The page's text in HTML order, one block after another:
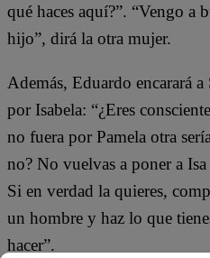
qué haces aquí?”. “Vengo a
hijo”, dirá la otra mujer.
Además, Eduardo encarará a
por Isabela: “¿Eres
no fuera por Pamela otra
no? No vuelvas a poner a
Si en verdad la quieres,
un hombre y haz lo que
hacer”.